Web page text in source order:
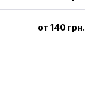
от 140 грн.